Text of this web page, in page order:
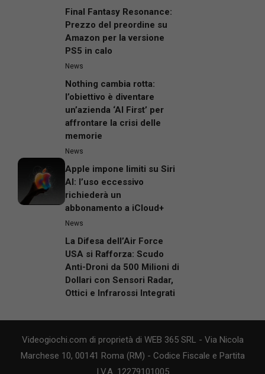
Final Fantasy Resonance:
Prezzo del preordine su
Amazon per la versione
PS5 in calo
News
Nothing cambia rotta:
l’obiettivo è diventare
un’azienda ‘AI First’ per
affrontare la crisi delle
memorie
News
Apple impone limiti su Siri
AI: l’uso eccessivo
richiederà un
abbonamento a iCloud+
News
La Difesa dell’Air Force
USA si Rafforza: Scudo
Anti-Droni da 500 Milioni di
Dollari con Sensori Radar,
Ottici e Infrarossi Integrati
Videogiochi.com di proprietà di WEB 365 SRL - Via Nicola
Marchese 10, 00141 Roma (RM) - Codice Fiscale e Partita
I.V.A. 12279101005